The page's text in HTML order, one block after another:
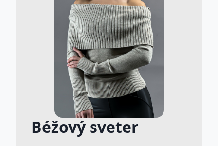
Béžový sveter